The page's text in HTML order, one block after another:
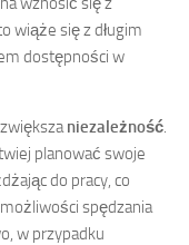
wiąże się z długim
dostępności w
niezależność.
planować swoje
do pracy, co
spędzania
w przypadku